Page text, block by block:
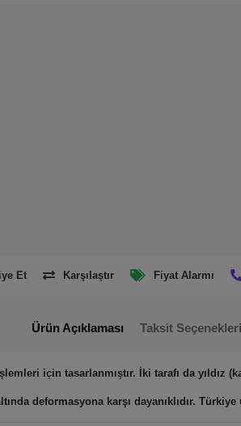
Et Karşılaştır Fiyat Alarmı
Ürün Açıklaması Taksit Seçenekleri
için tasarlanmıştır. İki tarafı da yıldız
deformasyona karşı dayanıklıdır.